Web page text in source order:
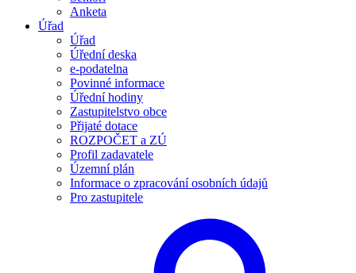
Anketa
Úřad
Úřad
Úřední deska
e-podatelna
Povinné informace
Úřední hodiny
Zastupitelstvo obce
Přijaté dotace
ROZPOČET a ZÚ
Profil zadavatele
Územní plán
Informace o zpracování osobních údajů
Pro zastupitele